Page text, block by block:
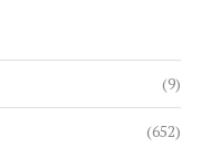
(9)
(652)